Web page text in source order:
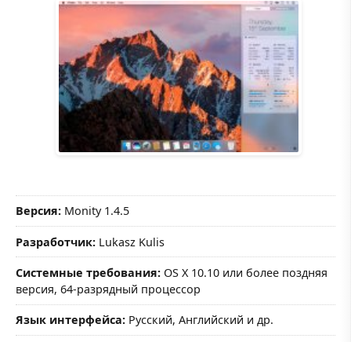
Версия: Monity 1.4.5
Разработчик: Lukasz Kulis
Системные требования: OS X 10.10 или более поздняя
версия, 64-разрядный процессор
Язык интерфейса: Русский, Английский и др.